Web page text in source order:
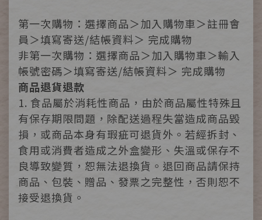
第一次購物：選擇商品＞加入購物車＞註冊會
員＞填寫寄送/結帳資料＞ 完成購物
非第一次購物：選擇商品＞加入購物車＞輸入
帳號密碼＞填寫寄送/結帳資料＞ 完成購物
商品退貨退款
1. 食品屬於消耗性商品，由於商品屬性特殊且
有保存期限問題，除配送過程失當造成商品毀
損，或商品本身有瑕疵可退貨外。若經拆封、
食用或消費者造成之外盒變形、失溫或保存不
良導致變質，恕無法退換貨。退回商品請保持
商品、包裝、贈品、發票之完整性，否則恕不
接受退換貨。